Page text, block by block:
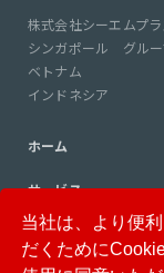
株式会社シーエムプラ
シンガポール グルー
ベトナム
インドネシア
ホーム
サービス
コンサルタント紹介
当社は、より便
だくために